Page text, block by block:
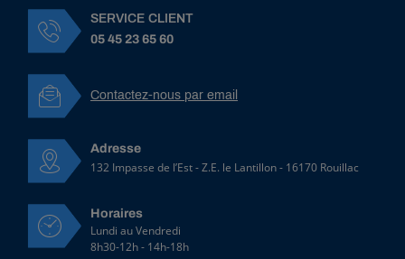
SERVICE CLIENT
05 45 23 65 60
Contactez-nous par email
Adresse
132 Impasse de l’Est - Z.E. le Lantillon - 16170 Rouillac
Horaires
Lundi au Vendredi
8h30-12h - 14h-18h